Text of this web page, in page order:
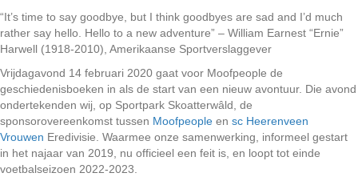
“It’s time to say goodbye, but I think goodbyes are sad and I’d much
rather say hello. Hello to a new adventure” – William Earnest “Ernie”
Harwell (1918-2010), Amerikaanse Sportverslaggever
Vrijdagavond 14 februari 2020 gaat voor Moofpeople de
geschiedenisboeken in als de start van een nieuw avontuur. Die avond
ondertekenden wij, op Sportpark Skoatterwâld, de
sponsorovereenkomst tussen Moofpeople en sc Heerenveen
Vrouwen Eredivisie. Waarmee onze samenwerking, informeel gestart
in het najaar van 2019, nu officieel een feit is, en loopt tot einde
voetbalseizoen 2022-2023.